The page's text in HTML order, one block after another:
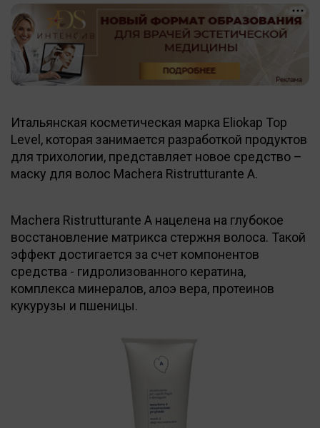
Итальянская косметическая марка Eliokap Top
Level, которая занимается разработкой продуктов
для трихологии, представляет новое средство –
маску для волос Machera Ristrutturante A.
Machera Ristrutturante A нацелена на глубокое
восстановление матрикса стержня волоса. Такой
эффект достигается за счет компонентов
средства - гидролизованного кератина,
комплекса минералов, алоэ вера, протеинов
кукурузы и пшеницы.